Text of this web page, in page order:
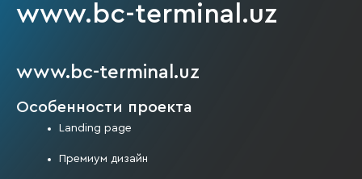
www.bc-terminal.uz
www.bc-terminal.uz
Особенности проекта
Landing page
Премиум дизайн